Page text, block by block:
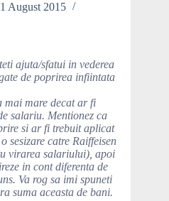
August 2015
ajuta/sfatui in vederea
de poprirea infiintata
mai mare decat ar fi
salariu. Mentionez ca
si ar fi trebuit aplicat
sesizare catre Raiffeisen
virarea salariului), apoi
in cont diferenta de
Va rog sa imi spuneti
suma aceasta de bani.